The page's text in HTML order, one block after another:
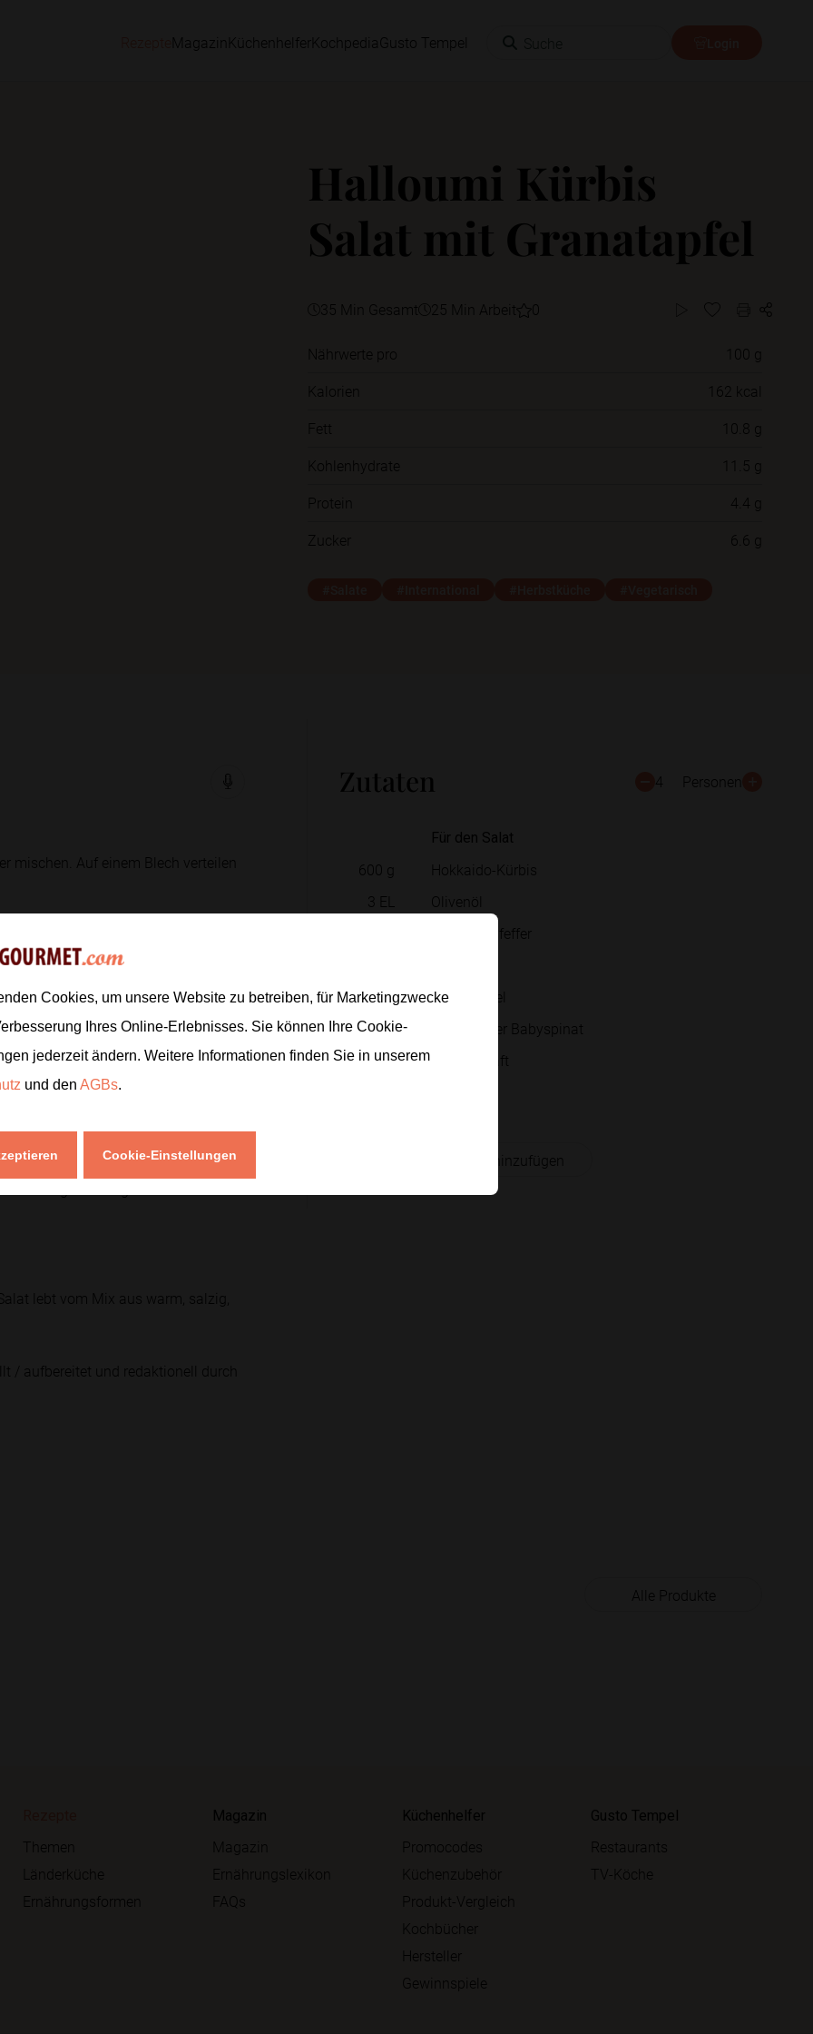
Magazin Küchenhelfer Kochpedia Gusto Tempel
Halloumi Kürbis
Salat mit Granatapfel
35 Min Gesamt 25 Min Arbeit 0
Nährwerte pro
100 g
Kalorien
162 kcal
Fett
10.8 g
Kohlenhydrate
11.5 g
Protein
4.4 g
Zucker
6.6 g
Zutaten 4 Personen
Für den Salat
600 g
Hokkaido-Kürbis
3 EL
Olivenöl
Salz und Pfeffer
1
Granatapfel
80g
Rucola oder Babyspinat
1EL
Zitronensaft
Zur Einkaufsliste hinzufügen
mischen. Auf einem Blech verteilen
viel Fett von beiden Seiten
weich bleiben.
Für das Dressing Zitronensaft,
Dressing darübergeben und alles
lebt vom Mix aus warm, salzig,
/ aufbereitet und redaktionell durch
Alle Produkte
Themen
Länderküche
Ernährungsformen
Magazin
Magazin
Ernährungslexikon
FAQs
Küchenhelfer
Promocodes
Küchenzubehör
Produkt-Vergleich
Kochbücher
Hersteller
Gewinnspiele
Gusto Tempel
Restaurants
TV-Köche
Cookies, um unsere Website zu betreiben, für Marketingzwecke
Ihres Online-Erlebnisses. Sie können Ihre Cookie-
jederzeit ändern. Weitere Informationen finden Sie in unserem
und den AGBs.
Cookie-Einstellungen